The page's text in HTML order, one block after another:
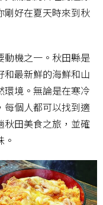
剛好在夏天時來到秋
動機之一。秋田縣是
和最新鮮的海鮮和山
環境。無論是在寒冷
每個人都可以找到適
秋田美食之旅，並確